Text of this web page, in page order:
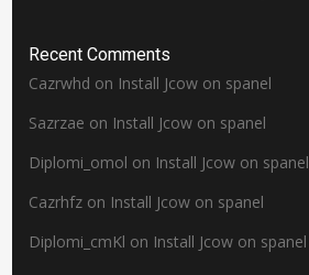
Recent Comments
Cazrwhd on Install Jcow on spanel
Sazrzae on Install Jcow on spanel
Diplomi_omol on Install Jcow on spanel
Cazrhfz on Install Jcow on spanel
Diplomi_cmKl on Install Jcow on spanel